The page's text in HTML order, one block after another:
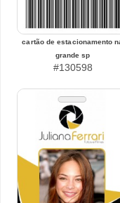
cartão de estacionamento
grande sp
#130598